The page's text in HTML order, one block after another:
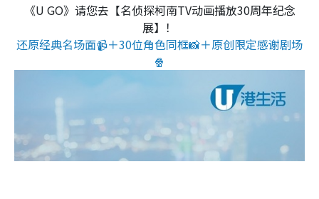
《U GO》请您去【名侦探柯南TV动画播放30周年纪念
展】！
还原经典名场面📹＋30位角色同框📸＋原创限定感谢剧场
🍿